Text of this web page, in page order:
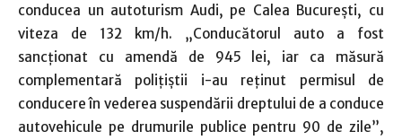
conducea un autoturism Audi, pe Calea Bucureşti, cu
viteza de 132 km/h. „Conducătorul auto a fost
sancţionat cu amendă de 945 lei, iar ca măsură
complementară poliţiştii i-au reţinut permisul de
conducere în vederea suspendării dreptului de a conduce
autovehicule pe drumurile publice pentru 90 de zile”,